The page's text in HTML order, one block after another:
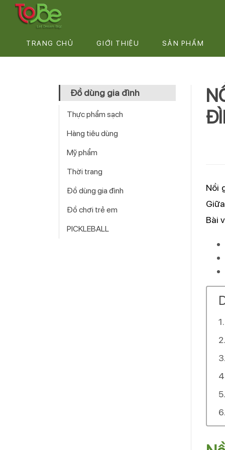
TRANG CHỦ GIỚI THIỆU SẢN PHẨM
Đồ dùng gia đình
Thực phẩm sạch
Hàng tiêu dùng
Mỹ phẩm
Thời trang
Đồ dùng gia đình
Đồ chơi trẻ em
PICKLEBALL
Nồi
Bài